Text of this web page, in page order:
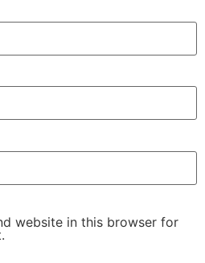
website in this browser for